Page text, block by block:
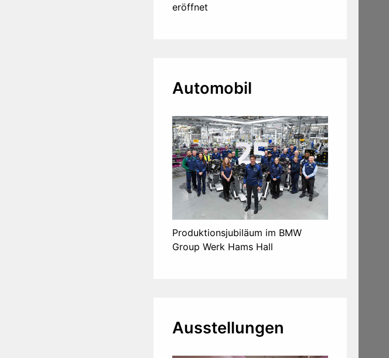
eröffnet
Automobil
Produktionsjubiläum im BMW
Group Werk Hams Hall
Ausstellungen